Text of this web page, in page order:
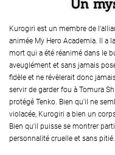
Un
Kurogiri est un membre de
animée My Hero Academia. Il a
mort qui a été réanimé dans le
aveuglément et sans jamais
fidèle et ne révèlerait donc
servir de garder fou à Tomura
protégé Tenko. Bien qu'il ne
violacée, Kurogiri a bien un
Bien qu'il puisse se montrer
personnalité cruelle et sans pitié.